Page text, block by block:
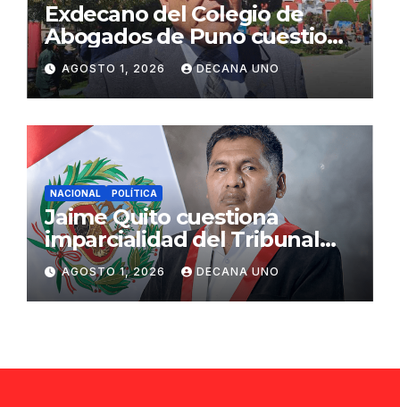
Exdecano del Colegio de
Abogados de Puno cuestiona
propuestas sobre seguridad
ciudadana
AGOSTO 1, 2026 DECANA UNO
NACIONAL POLÍTICA
Jaime Quito cuestiona
imparcialidad del Tribunal
Constitucional tras liberación
de Ollanta Humala
AGOSTO 1, 2026 DECANA UNO